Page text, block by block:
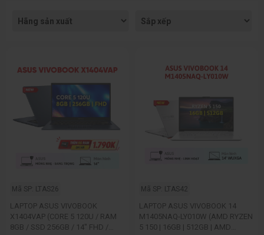
Mã SP: LTAS26
LAPTOP ASUS VIVOBOOK
X1404VAP (CORE 5 120U / RAM
8GB / SSD 256GB / 14" FHD /
Mã SP: LTAS42
LAPTOP ASUS VIVOBOOK 14
M1405NAQ-LY010W (AMD RYZEN
5 150 | 16GB | 512GB | AMD